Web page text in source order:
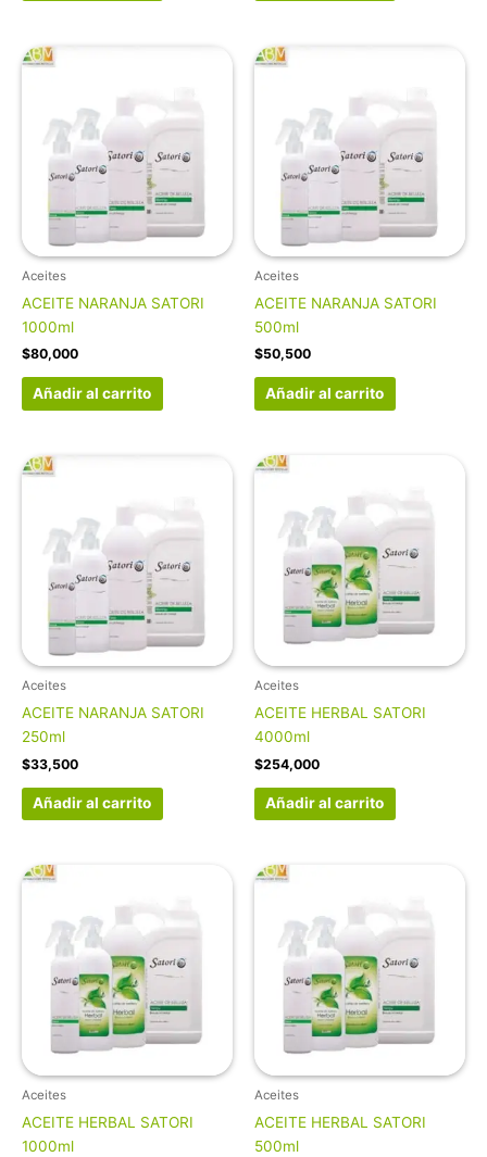
Aceites
ACEITE NARANJA SATORI
1000ml
$80,000
Añadir al carrito
Aceites
ACEITE NARANJA SATORI
500ml
$50,500
Añadir al carrito
Aceites
ACEITE NARANJA SATORI
250ml
$33,500
Añadir al carrito
Aceites
ACEITE HERBAL SATORI
4000ml
$254,000
Añadir al carrito
Aceites
ACEITE HERBAL SATORI
1000ml
Aceites
ACEITE HERBAL SATORI
500ml